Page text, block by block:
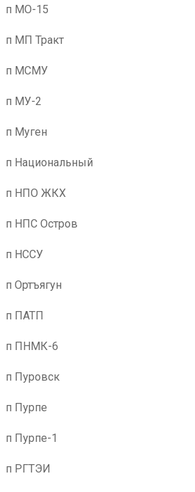
п МО-15
п МП Тракт
п МСМУ
п МУ-2
п Муген
п Национальный
п НПО ЖКХ
п НПС Остров
п НССУ
п Ортъягун
п ПАТП
п ПНМК-6
п Пуровск
п Пурпе
п Пурпе-1
п РГТЭИ